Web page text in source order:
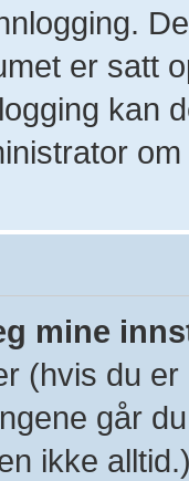
er satt
kan
mine
(hvis du
går
ikke